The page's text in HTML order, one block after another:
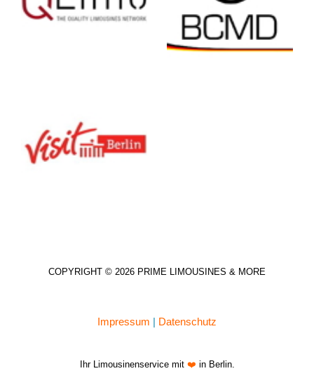
COPYRIGHT © 2026 PRIME LIMOUSINES & MORE
Impressum Datenschutz
Ihr Limousinenservice mit❤️ in Berlin.